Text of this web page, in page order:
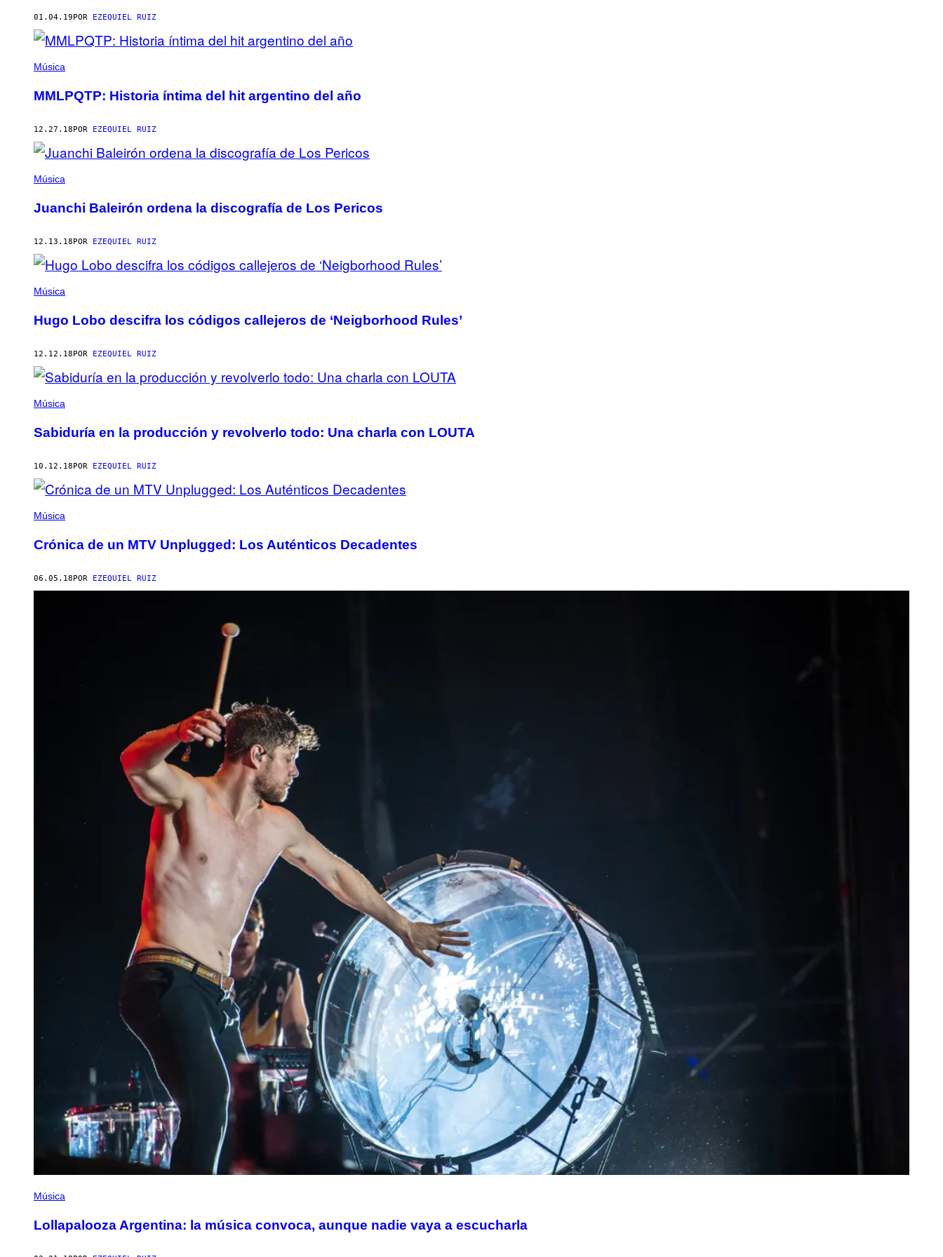
01.04.19 POR EZEQUIEL RUIZ
Música
MMLPQTP: Historia íntima del hit argentino del año
12.27.18 POR EZEQUIEL RUIZ
Música
Juanchi Baleirón ordena la discografía de Los Pericos
12.13.18 POR EZEQUIEL RUIZ
Música
Hugo Lobo descifra los códigos callejeros de ‘Neigborhood Rules’
12.12.18 POR EZEQUIEL RUIZ
Música
Sabiduría en la producción y revolverlo todo: Una charla con LOUTA
10.12.18 POR EZEQUIEL RUIZ
Música
Crónica de un MTV Unplugged: Los Auténticos Decadentes
06.05.18 POR EZEQUIEL RUIZ
Música
Lollapalooza Argentina: la música convoca, aunque nadie vaya a escucharla